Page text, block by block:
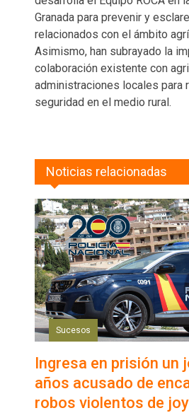
Granada para prevenir y
relacionados con el ámbito
Asimismo, han subrayado la
colaboración existente con
administraciones locales para
seguridad en el medio rural.
Noticias relacionadas
Sucesos
Ingresa en prisión un
años acusado de
robos violentos de